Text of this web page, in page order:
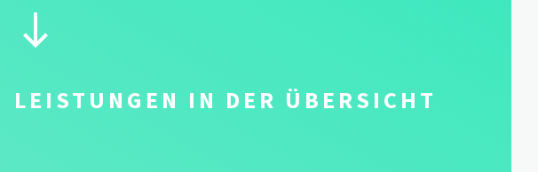
LEISTUNGEN IN DER ÜBERSICHT